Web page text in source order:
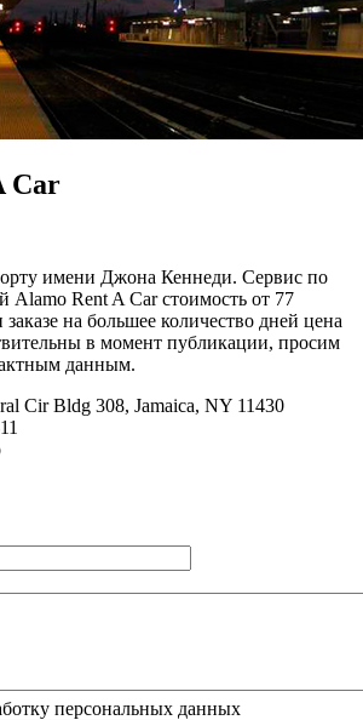
Car
имени Джона Кеннеди. Сервис по
Alamo Rent A Car стоимость от 77
на большее количество дней цена
в момент публикации, просим
данным.
Cir Bldg 308, Jamaica, NY 11430
персональных данных